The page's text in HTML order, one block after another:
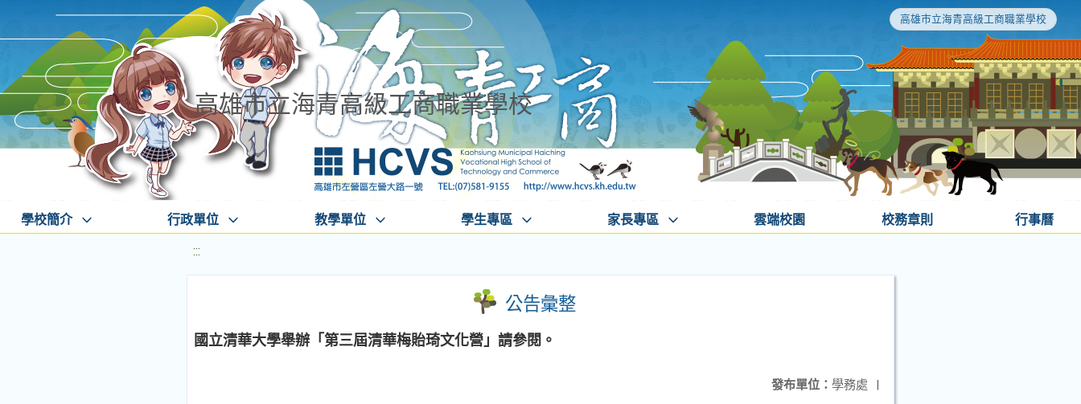
高雄市立海青高級工商職業學校
高雄市立海青高級工商職業學校
學校簡介 行政單位 教學單位 學生專區 家長專區 雲端校園 校務章則 行事曆
:::
公告彙整
國立清華大學舉辦「第三屆清華梅貽琦文化營」請參閱。
發布單位： 學務處 |